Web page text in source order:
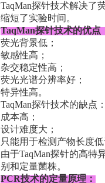
TaqMan探针技术解决了
缩短了实验时间。
TaqMan探针技术的优点
荧光背景低；
敏感性高；
杂交稳定性高；
荧光光谱分辨率好；
特异性高。
TaqMan探针技术的缺点
成本高；
设计难度大；
只能用于检测产物长度
由于TaqMan探针的高特
别和定量菌株。
PCR技术的定量原理：